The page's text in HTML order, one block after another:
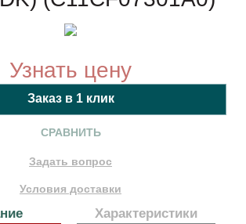
Узнать цену
СРАВНИТЬ
Задать вопрос
Условия доставки
Характеристики